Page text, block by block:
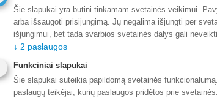
Šie slapukai yra būtini tinkamam svetainės veikimui.
arba išsaugoti prisijungimą. Jų negalima išjungti per
išjungimui, bet tada svarbios svetainės dalys gali
↓ 2 paslaugos
Funkciniai slapukai
Šie slapukai suteikia papildomą svetainės
paslaugų teikėjai, kurių paslaugos pridėtos prie